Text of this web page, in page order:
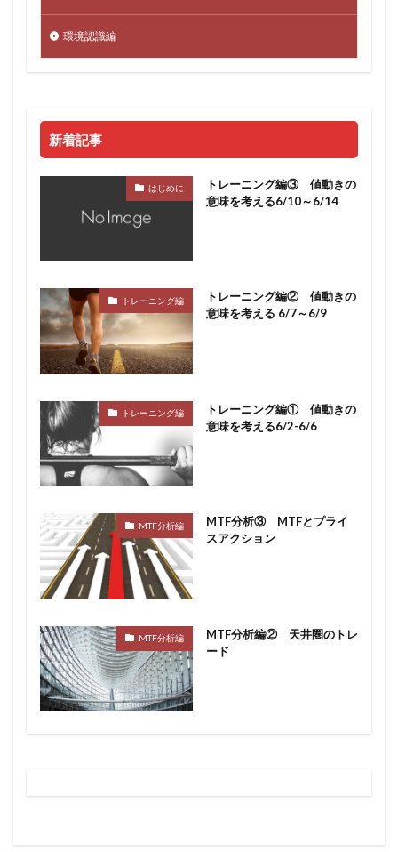
環境認識編
新着記事
はじめに
トレーニング編③ 値動きの
意味を考える6/10～6/14
トレーニング編
トレーニング編② 値動きの
意味を考える 6/7～6/9
トレーニング編
トレーニング編① 値動きの
意味を考える6/2-6/6
MTF分析編
MTF分析③ MTFとプライ
スアクション
MTF分析編
MTF分析編② 天井圏のトレ
ード